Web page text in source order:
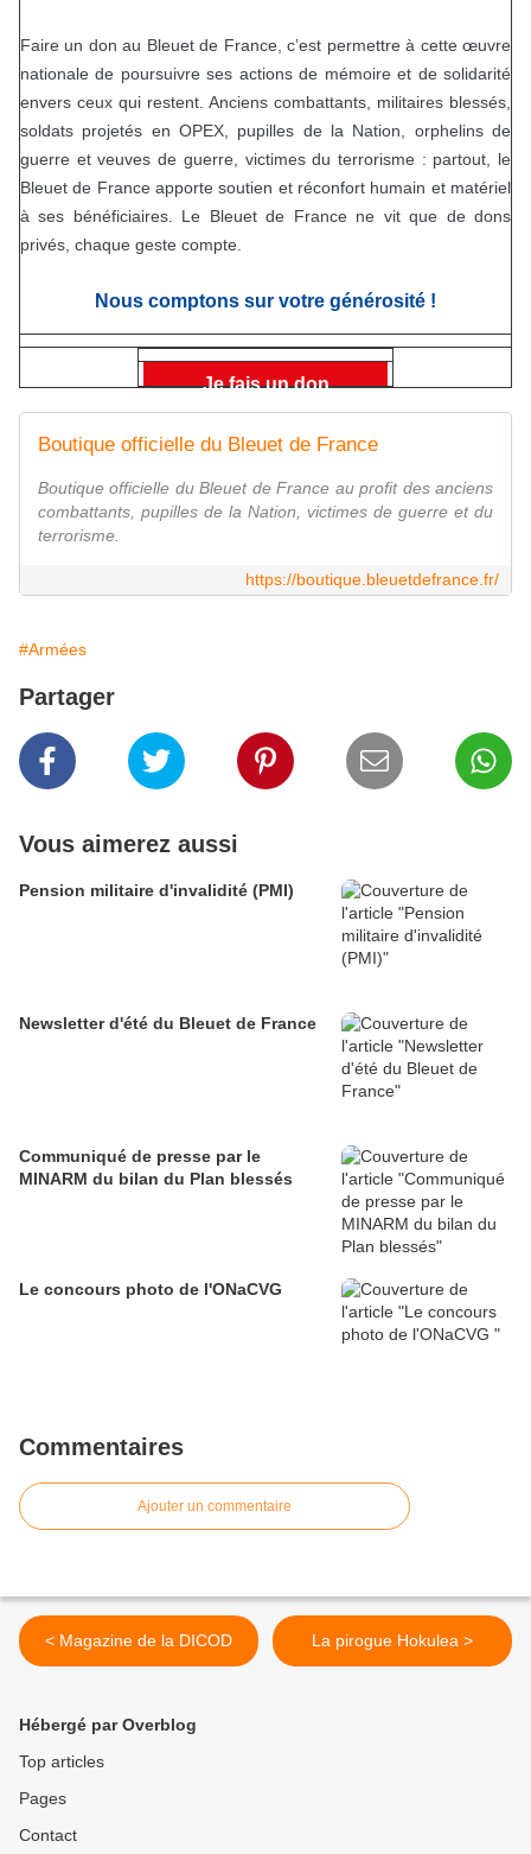
Faire un don au Bleuet de France, c’est permettre à cette œuvre
nationale de poursuivre ses actions de mémoire et de solidarité
envers ceux qui restent. Anciens combattants, militaires blessés,
soldats projetés en OPEX, pupilles de la Nation, orphelins de
guerre et veuves de guerre, victimes du terrorisme : partout, le
Bleuet de France apporte soutien et réconfort humain et matériel
à ses bénéficiaires. Le Bleuet de France ne vit que de dons
privés, chaque geste compte.
Nous comptons sur votre générosité !
Je fais un don
Boutique officielle du Bleuet de France
Boutique officielle du Bleuet de France au profit des anciens
combattants, pupilles de la Nation, victimes de guerre et du
terrorisme.
https://boutique.bleuetdefrance.fr/
#Armées
Partager
Vous aimerez aussi
Pension militaire d'invalidité (PMI)
Newsletter d'été du Bleuet de France
Communiqué de presse par le
MINARM du bilan du Plan blessés
Le concours photo de l'ONaCVG
Commentaires
Ajouter un commentaire
< Magazine de la DICOD La pirogue Hokulea >
Hébergé par Overblog
Top articles
Pages
Contact